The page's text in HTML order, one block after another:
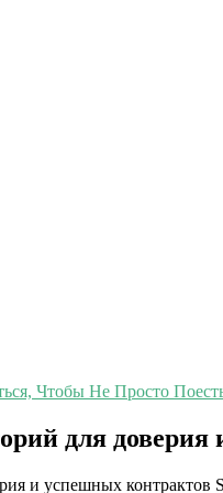
Чтобы Не Просто
для